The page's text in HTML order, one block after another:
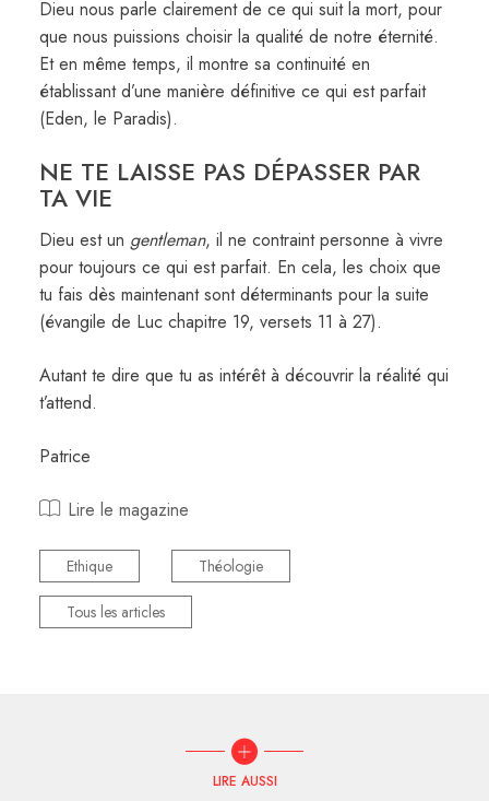
Dieu nous parle clairement de ce qui suit la mort, pour
que nous puissions choisir la qualité de notre éternité.
Et en même temps, il montre sa continuité en
établissant d’une manière définitive ce qui est parfait
(Eden, le Paradis).
NE TE LAISSE PAS DÉPASSER PAR
TA VIE
Dieu est un gentleman, il ne contraint personne à vivre
pour toujours ce qui est parfait. En cela, les choix que
tu fais dès maintenant sont déterminants pour la suite
(évangile de Luc chapitre 19, versets 11 à 27).
Autant te dire que tu as intérêt à découvrir la réalité qui
t’attend.
Patrice
Lire le magazine
Ethique Théologie
Tous les articles
LIRE AUSSI